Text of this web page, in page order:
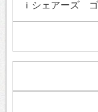
ｉシェアーズ